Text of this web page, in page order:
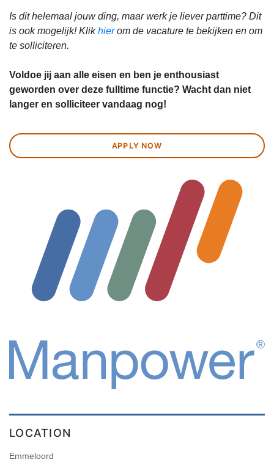
Is dit helemaal jouw ding, maar werk je liever parttime? Dit
is ook mogelijk! Klikhierom de vacature te bekijken en om
te solliciteren.
Voldoe jij aan alle eisen en ben je enthousiast
geworden over deze fulltime functie? Wacht dan niet
langer en solliciteer vandaag nog!
APPLY NOW
LOCATION
Emmeloord